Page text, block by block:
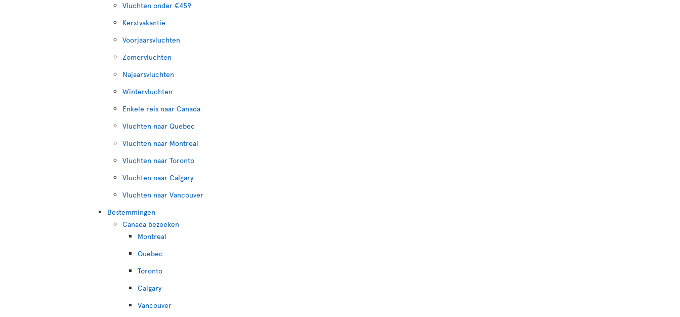
Vluchten onder €459
Kerstvakantie
Voorjaarsvluchten
Zomervluchten
Najaarsvluchten
Wintervluchten
Enkele reis naar Canada
Vluchten naar Quebec
Vluchten naar Montreal
Vluchten naar Toronto
Vluchten naar Calgary
Vluchten naar Vancouver
Bestemmingen
Canada bezoeken
Montreal
Quebec
Toronto
Calgary
Vancouver